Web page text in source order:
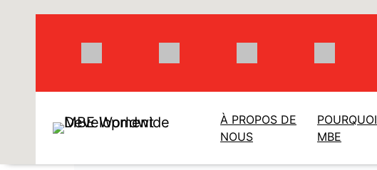
À PROPOS DE
NOUS
POURQUOI
MBE